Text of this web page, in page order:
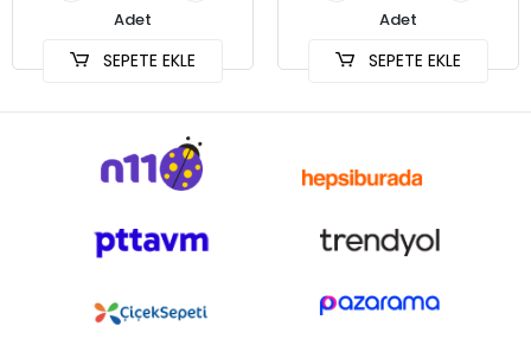
Adet
SEPETE EKLE
Adet
SEPETE EKLE